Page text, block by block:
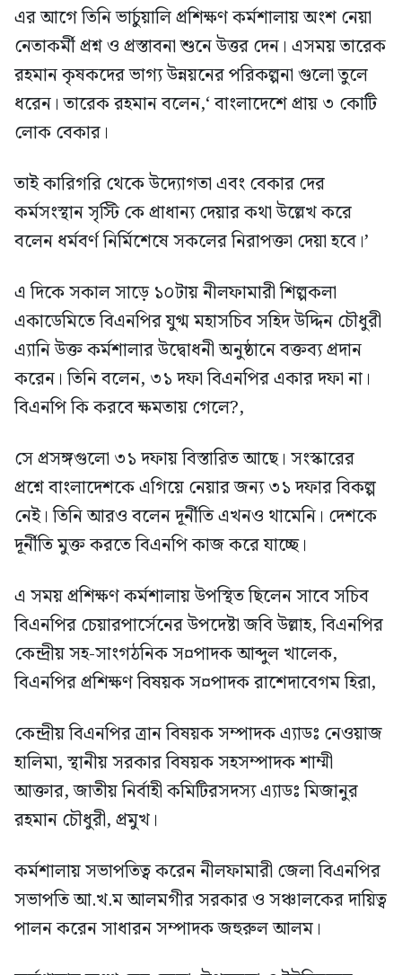
এর আগে তিনি ভার্চুয়ালি প্রশিক্ষণ কর্মশালায় অংশ নেয়া
নেতাকর্মী প্রশ্ন ও প্রস্তাবনা শুনে উত্তর দেন। এসময় তারেক
রহমান কৃষকদের ভাগ্য উন্নয়নের পরিকল্পনা গুলো তুলে
ধরেন। তারেক রহমান বলেন,‘ বাংলাদেশে প্রায় ৩ কোটি
লোক বেকার।
তাই কারিগরি থেকে উদ্যোগতা এবং বেকার দের
কর্মসংস্থান সৃস্টি কে প্রাধান্য দেয়ার কথা উল্লেখ করে
বলেন ধর্মবর্ণ নির্মিশেষে সকলের নিরাপক্তা দেয়া হবে।’
এ দিকে সকাল সাড়ে ১০টায় নীলফামারী শিল্পকলা
একাডেমিতে বিএনপির যুগ্ম মহাসচিব সহিদ উদ্দিন চৌধুরী
এ্যানি উক্ত কর্মশালার উদ্বোধনী অনুষ্ঠানে বক্তব্য প্রদান
করেন। তিনি বলেন, ৩১ দফা বিএনপির একার দফা না।
বিএনপি কি করবে ক্ষমতায় গেলে?,
সে প্রসঙ্গগুলো ৩১ দফায় বিস্তারিত আছে। সংস্কারের
প্রশ্নে বাংলাদেশকে এগিয়ে নেয়ার জন্য ৩১ দফার বিকল্প
নেই। তিনি আরও বলেন দূর্নীতি এখনও থামেনি। দেশকে
দূর্নীতি মুক্ত করতে বিএনপি কাজ করে যাচ্ছে।
এ সময় প্রশিক্ষণ কর্মশালায় উপস্থিত ছিলেন সাবে সচিব
বিএনপির চেয়ারপার্সেনের উপদেষ্টা জবি উল্লাহ, বিএনপির
কেন্দ্রীয় সহ-সাংগঠনিক স¤পাদক আব্দুল খালেক,
বিএনপির প্রশিক্ষণ বিষয়ক স¤পাদক রাশেদাবেগম হিরা,
কেন্দ্রীয় বিএনপির ত্রান বিষয়ক সম্পাদক এ্যাডঃ নেওয়াজ
হালিমা, স্থানীয় সরকার বিষয়ক সহসম্পাদক শাম্মী
আক্তার, জাতীয় নির্বাহী কমিটিরসদস্য এ্যাডঃ মিজানুর
রহমান চৌধুরী, প্রমুখ।
কর্মশালায় সভাপতিত্ব করেন নীলফামারী জেলা বিএনপির
সভাপতি আ.খ.ম আলমগীর সরকার ও সঞ্চালকের দায়িত্ব
পালন করেন সাধারন সম্পাদক জহুরুল আলম।